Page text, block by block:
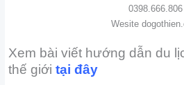
0398.666.806
Wesite
Xem bài viết hướng dẫn du
thế giớitại đây